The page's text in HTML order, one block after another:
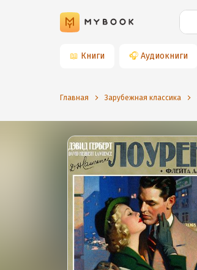
📖 Книги 🎧 Аудиокниги
Главная Зарубежная классика